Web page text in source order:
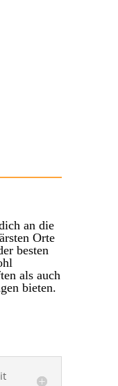
an die
Orte
besten
als auch
bieten.